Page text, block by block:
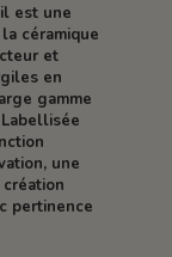
est une
céramique
et
en
gamme
une
pertinence